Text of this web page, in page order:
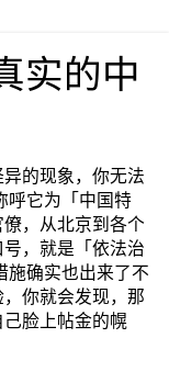
实的中
的现象，你无法
呼它为「中国特
，从北京到各个
，就是「依法治
施确实也出来了不
你就会发现，那
脸上帖金的幌